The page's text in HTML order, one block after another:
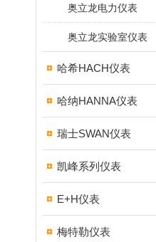
奥立龙电力仪表
奥立龙实验室仪表
哈希HACH仪表
哈纳HANNA仪表
瑞士SWAN仪表
凯峰系列仪表
E+H仪表
梅特勒仪表